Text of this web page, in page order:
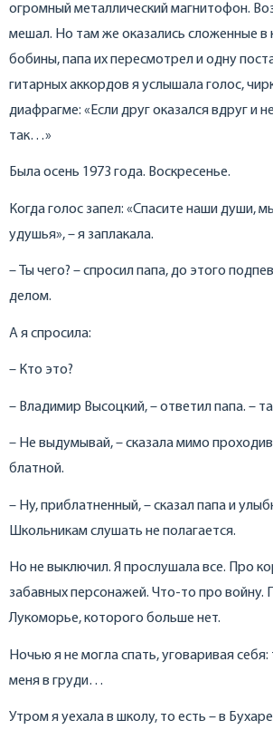
огромный металлический магнитофон.
мешал. Но там же оказались сложенные в
бобины, папа их пересмотрел и одну
гитарных аккордов я услышала голос,
диафрагме: «Если друг оказался вдруг и
так…»
Была осень 1973 года. Воскресенье.
Когда голос запел: «Спасите наши души,
удушья», – я заплакала.
– Ты чего? – спросил папа, до этого
делом.
А я спросила:
– Кто это?
– Владимир Высоцкий, – ответил папа. –
– Не выдумывай, – сказала мимо
блатной.
– Ну, приблатненный, – сказал папа и
Школьникам слушать не полагается.
Но не выключил. Я прослушала все. Про
забавных персонажей. Что-то про войну.
Лукоморье, которого больше нет.
Ночью я не могла спать, уговаривая себя:
меня в груди…
Утром я уехала в школу, то есть – в